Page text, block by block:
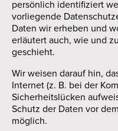
persönlich identifiziert
vorliegende
Daten wir erheben und
erläutert auch, wie und
geschieht.
Wir weisen darauf hin,
Internet (z. B. bei der
Sicherheitslücken
Schutz der Daten vor
möglich.